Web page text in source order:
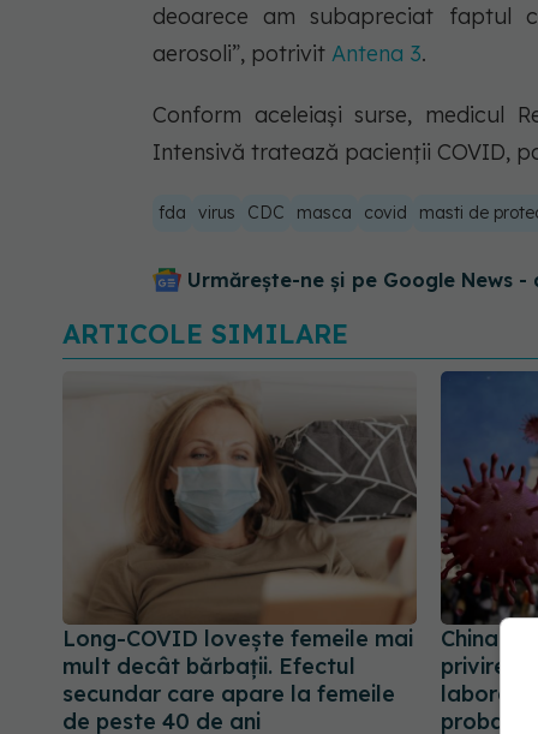
deoarece am subapreciat faptul
aerosoli”, potrivit Antena 3.
Conform aceleiași surse, medicul
Intensivă tratează pacienții COVID,
fda virus CDC masca covid masti de
Urmărește-ne și pe Google News -
ARTICOLE SIMILARE
Long-COVID lovește femeile mai
mult decât bărbații. Efectul
secundar care apare la femeile
de peste 40 de ani
China
privire la
probabil